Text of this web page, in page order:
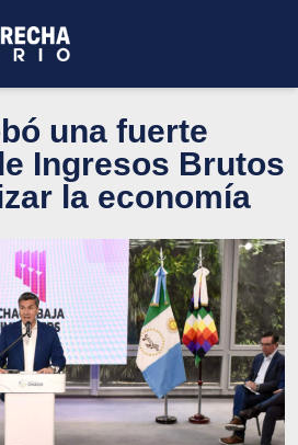
una fuerte
Ingresos Brutos
la economía